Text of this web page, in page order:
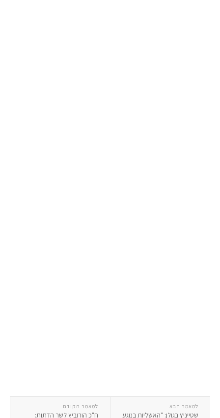
למאמר הקודם
ח"כ הורוביץ לשר הדתות:
למאמר הבא
שטייניץ בגולן: "האשליות בנוגע